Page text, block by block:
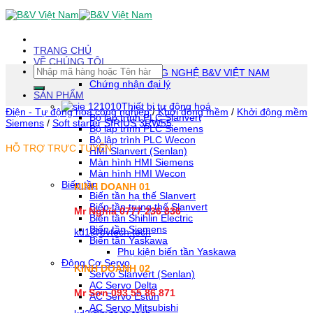
Skip
To
(tạm
dịch)
TRANG CHỦ
VỀ CHÚNG TÔI
CÔNG TY TNHH CÔNG NGHỆ B&V VIỆT NAM
Chứng nhận đại lý
SẢN PHẨM
Thiết bị tự động hoá
Bộ lập trình PLC Slanvert
Bộ lập trình PLC Siemens
Bộ lập trình PLC Wecon
HMI Slanvert (Senlan)
Màn hình HMI Siemens
Màn hình HMI Wecon
Biến tần
Biến tần hạ thế Slanvert
Biến tần trung thế Slanvert
Biến tần Shihlin Electric
Biến tần Siemens
Biến tần Yaskawa
Phụ kiện biến tần Yaskawa
Động Cơ Servo
Servo Slanvert (Senlan)
AC Servo Delta
AC Servo Estun
AC Servo Mitsubishi
Tìm
kiếm:
Điện - Tự động hóa công nghiệp / Khởi động mềm / Khởi động mềm
Siemens / Soft starter SIRIUS 3RW55
HỖ TRỢ TRỰC TUYẾN
KINH DOANH 01
Mr Nghĩa 0777 236 836
kd1@bvtech.tech
KINH DOANH 02
Mr Sơn093 55 86 871